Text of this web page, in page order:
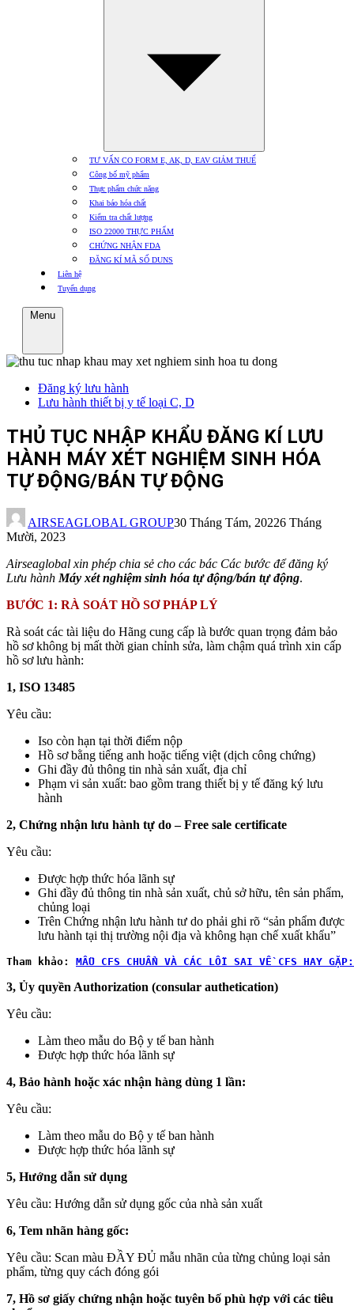
TƯ VẤN CO FORM E, AK, D, EAV GIẢM THUẾ
Công bố mỹ phẩm
Thực phẩm chức năng
Khai báo hóa chất
Kiểm tra chất lượng
ISO 22000 THỰC PHẨM
CHỨNG NHẬN FDA
ĐĂNG KÍ MÃ SỐ DUNS
Liên hệ
Tuyển dụng
Menu
Đăng ký lưu hành
Lưu hành thiết bị y tế loại C, D
THỦ TỤC NHẬP KHẨU ĐĂNG KÍ LƯU
HÀNH MÁY XÉT NGHIỆM SINH HÓA
TỰ ĐỘNG/BÁN TỰ ĐỘNG
AIRSEAGLOBAL GROUP30 Tháng Tám, 20226 Tháng
Mười, 2023
Airseaglobal xin phép chia sẻ cho các bác Các bước để đăng ký
Lưu hành Máy xét nghiệm sinh hóa tự động/bán tự động.
BƯỚC 1: RÀ SOÁT HỒ SƠ PHÁP LÝ
Rà soát các tài liệu do Hãng cung cấp là bước quan trọng đảm bảo
hồ sơ không bị mất thời gian chỉnh sửa, làm chậm quá trình xin cấp
hồ sơ lưu hành:
1, ISO 13485
Yêu cầu:
Iso còn hạn tại thời điểm nộp
Hồ sơ bằng tiếng anh hoặc tiếng việt (dịch công chứng)
Ghi đầy đủ thông tin nhà sản xuất, địa chỉ
Phạm vi sản xuất: bao gồm trang thiết bị y tế đăng ký lưu
hành
2, Chứng nhận lưu hành tự do – Free sale certificate
Yêu cầu:
Được hợp thức hóa lãnh sự
Ghi đầy đủ thông tin nhà sản xuất, chủ sở hữu, tên sản phẩm,
chủng loại
Trên Chứng nhận lưu hành tư do phải ghi rõ “sản phẩm được
lưu hành tại thị trường nội địa và không hạn chế xuất khẩu”
Tham khảo: MẪU CFS CHUẨN VÀ CÁC LỖI SAI VỀ CFS HAY GẶP:
3, Ủy quyền Authorization (consular authetication)
Yêu cầu:
Làm theo mẫu do Bộ y tế ban hành
Được hợp thức hóa lãnh sự
4, Bảo hành hoặc xác nhận hàng dùng 1 lần:
Yêu cầu:
Làm theo mẫu do Bộ y tế ban hành
Được hợp thức hóa lãnh sự
5, Hướng dẫn sử dụng
Yêu cầu: Hướng dẫn sử dụng gốc của nhà sản xuất
6, Tem nhãn hàng gốc:
Yêu cầu: Scan màu ĐẦY ĐỦ mẫu nhãn của từng chủng loại sản
phẩm, từng quy cách đóng gói
7, Hồ sơ giấy chứng nhận hoặc tuyên bố phù hợp với các tiêu